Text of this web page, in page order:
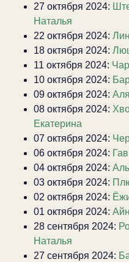
27 октября 2024:
Наталья
22 октября 2024:
18 октября 2024:
11 октября 2024:
10 октября 2024:
09 октября 2024:
08 октября 2024:
Екатерина
07 октября 2024:
06 октября 2024:
04 октября 2024:
03 октября 2024:
02 октября 2024:
01 октября 2024:
28 сентября 2024:
Наталья
27 сентября 2024: